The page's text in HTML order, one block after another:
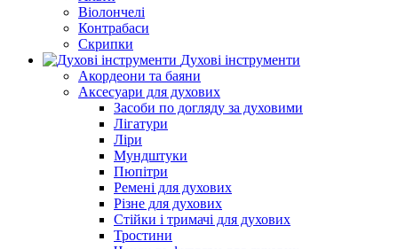
Віолончелі
Контрабаси
Скрипки
Духові інструменти
Акордеони та баяни
Аксесуари для духових
Засоби по догляду за духовими
Лігатури
Ліри
Мундштуки
Пюпітри
Ремені для духових
Різне для духових
Стійки і тримачі для духових
Тростини